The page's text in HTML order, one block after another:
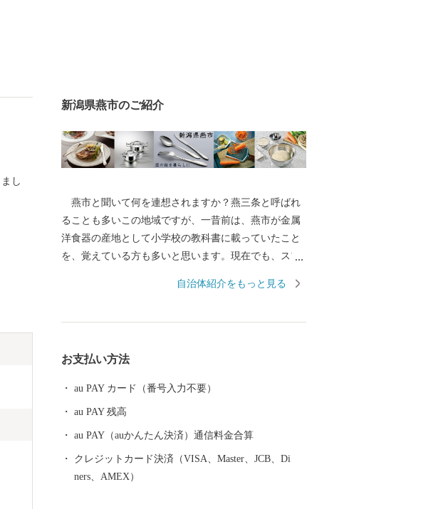
し
新潟県燕市のご紹介
燕市と聞いて何を連想されますか？燕三条と呼ばれ
ることも多いこの地域ですが、一昔前は、燕市が金属
洋食器の産地として小学校の教科書に載っていたこと
を、覚えている方も多いと思います。現在でも、スプ
0％以上を占め、鍋やフライパン、包丁をはじめとした
がノーベル賞授賞式の晩餐会で使用されています！そ
す。 燕産の金属洋食器・金属ハウスウェアを使え
ば、ご家庭での食事も高級レストランでのディナーに
早がわり！ そのほか、伝統工芸品の鎚起銅器、美味
自治体紹介をもっと見る
お支払い方法
au PAY カード（番号入力不要）
au PAY 残高
au PAY（auかんたん決済）通信料金合算
クレジットカード決済（VISA、Master、JCB、Di
ners、AMEX）